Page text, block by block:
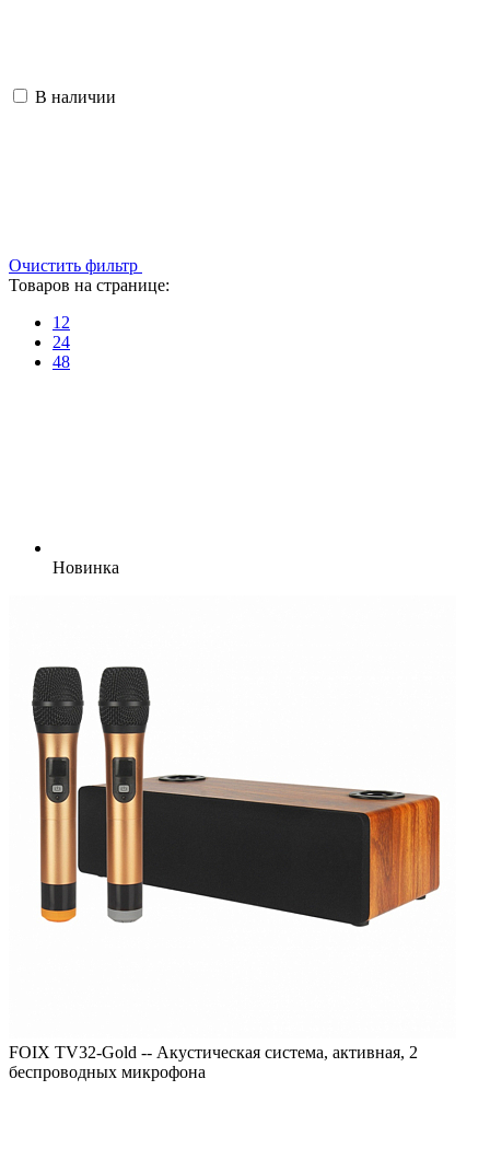
В наличии
Очистить фильтр
Товаров на странице:
12
24
48
Новинка
FOIX TV32-Gold -- Акустическая система, активная, 2
беспроводных микрофона